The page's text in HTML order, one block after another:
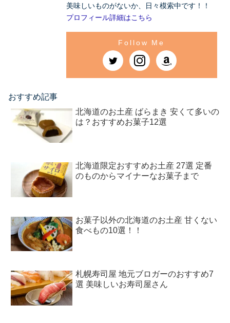
美味しいものがないか、日々模索中です！！
プロフィール詳細はこちら
おすすめ記事
北海道のお土産 ばらまき 安くて多いの
は？おすすめお菓子12選
北海道限定おすすめお土産 27選 定番
のものからマイナーなお菓子まで
お菓子以外の北海道のお土産 甘くない
食べもの10選！！
札幌寿司屋 地元ブロガーのおすすめ7
選 美味しいお寿司屋さん